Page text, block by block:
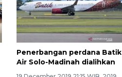
Penerbangan perdana Batik
Air Solo-Madinah dialihkan